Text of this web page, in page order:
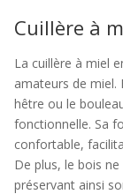
Cuillère à
La cuillère à miel
amateurs de miel.
hêtre ou le
fonctionnelle. Sa
confortable,
De plus, le bois
préservant ainsi